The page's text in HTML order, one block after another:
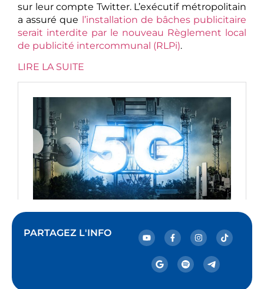
sur leur compte Twitter. L’exécutif métropolitain
a assuré que l’installation de bâches publicitaire
serait interdite par le nouveau Règlement local
de publicité intercommunal (RLPi).
LIRE LA SUITE
PARTAGEZ L'INFO